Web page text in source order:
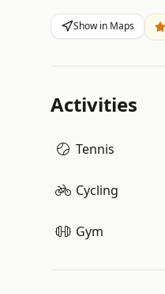
Show in Maps
Activities
Tennis
Cycling
Gym